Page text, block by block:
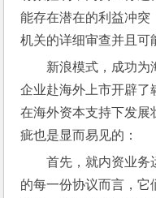
能存在潜在的利益冲突
机关的详细审查并且可
新浪模式，成功为
企业赴海外上市开辟了
在海外资本支持下发展
疵也是显而易见的：
首先，就内资业务
的每一份协议而言，它